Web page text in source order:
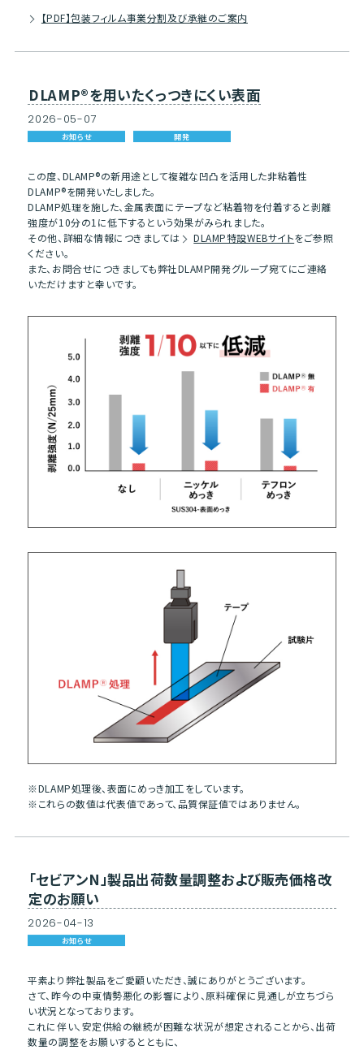
【PDF】包装フィルム事業分割及び承継のご案内
DLAMP®を用いたくっつきにくい表面
2026-05-07
お知らせ 開発
この度、DLAMP®の新用途として複雑な凹凸を活用した非粘着性
DLAMP®を開発いたしました。
DLAMP処理を施した、金属表面にテープなど粘着物を付着すると剥離
強度が10分の1に低下するという効果がみられました。
その他、詳細な情報につきましては
DLAMP特設WEBサイトをご参照
ください。
また、お問合せにつきましても弊社DLAMP開発グループ宛てにご連絡
いただけますと幸いです。
※DLAMP処理後、表面にめっき加工をしています。
※これらの数値は代表値であって、品質保証値ではありません。
「セビアンN」製品出荷数量調整および販売価格改
定のお願い
2026-04-13
お知らせ
平素より弊社製品をご愛顧いただき、誠にありがとうございます。
さて、昨今の中東情勢悪化の影響により、原料確保に見通しが立ちづら
い状況となっております。
これに伴い、安定供給の継続が困難な状況が想定されることから、出荷
数量の調整をお願いするとともに、